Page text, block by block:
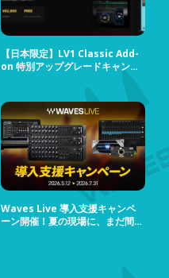
【日本限定】LV1 Classic Add-
on 特別アップグレードキャンペ
Waves Live 導入支援キャンペ
ーン開催！夏の現場に、まだ間に